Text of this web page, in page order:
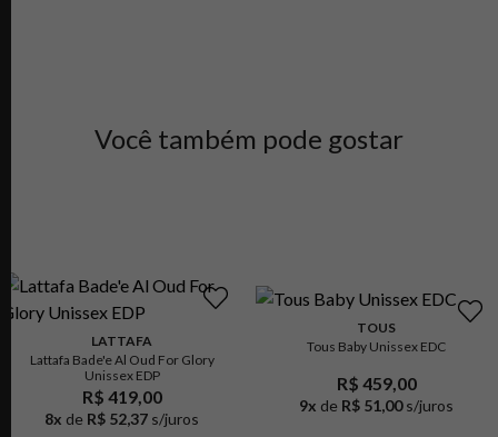
Você também pode gostar
LATTAFA
Lattafa Bade'e Al Oud For Glory
Unissex EDP
R$ 419,00
8x de R$ 52,37 s/juros
TOUS
Tous Baby Unissex EDC
R$ 459,00
9x de R$ 51,00 s/juros